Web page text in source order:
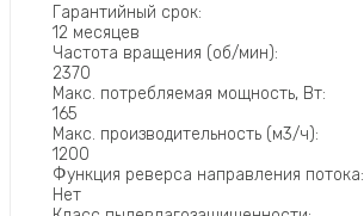
Гарантийный срок:
12 месяцев
Частота вращения (об/мин):
2370
Макс. потребляемая мощность, Вт:
165
Макс. производительность (м3/ч):
1200
Функция реверса направления потока:
Нет